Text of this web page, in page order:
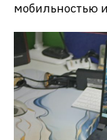
мобильностью